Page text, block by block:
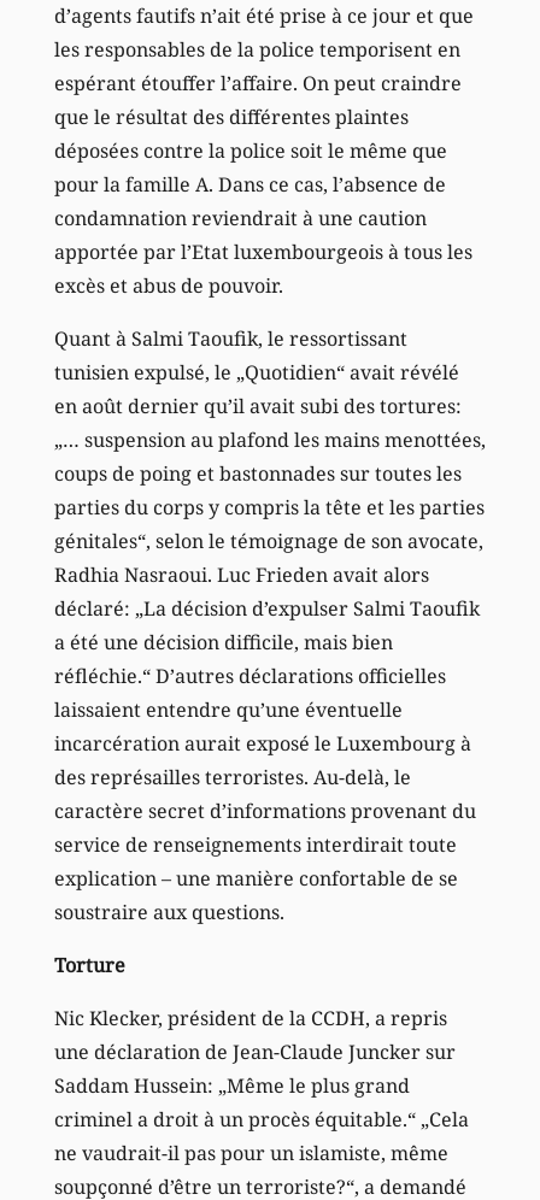
d’agents fautifs n’ait été prise à ce jour et que
les responsables de la police temporisent en
espérant étouffer l’affaire. On peut craindre
que le résultat des différentes plaintes
déposées contre la police soit le même que
pour la famille A. Dans ce cas, l’absence de
condamnation reviendrait à une caution
apportée par l’Etat luxembourgeois à tous les
excès et abus de pouvoir.
Quant à Salmi Taoufik, le ressortissant
tunisien expulsé, le „Quotidien“ avait révélé
en août dernier qu’il avait subi des tortures:
„… suspension au plafond les mains menottées,
coups de poing et bastonnades sur toutes les
parties du corps y compris la tête et les parties
génitales“, selon le témoignage de son avocate,
Radhia Nasraoui. Luc Frieden avait alors
déclaré: „La décision d’expulser Salmi Taoufik
a été une décision difficile, mais bien
réfléchie.“ D’autres déclarations officielles
laissaient entendre qu’une éventuelle
incarcération aurait exposé le Luxembourg à
des représailles terroristes. Au-delà, le
caractère secret d’informations provenant du
service de renseignements interdirait toute
explication – une manière confortable de se
soustraire aux questions.
Torture
Nic Klecker, président de la CCDH, a repris
une déclaration de Jean-Claude Juncker sur
Saddam Hussein: „Même le plus grand
criminel a droit à un procès équitable.“ „Cela
ne vaudrait-il pas pour un islamiste, même
soupçonné d’être un terroriste?“, a demandé